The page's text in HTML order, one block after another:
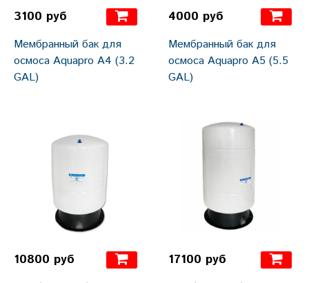
3100 руб
Мембранный бак для
осмоса Aquapro A4 (3.2
GAL)
4000 руб
Мембранный бак для
осмоса Aquapro A5 (5.5
GAL)
10800 руб 17100 руб